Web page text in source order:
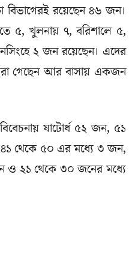
বিভাগেরই রয়েছেন ৪৬ জন।
৫, খুলনায় ৭, বরিশালে ৫,
২ জন রয়েছেন। এদের
গেছেন আর বাসায় একজন
ষাটোর্ধ ৫২ জন, ৫১
থেকে ৫০ এর মধ্যে ৩ জন,
ও ২১ থেকে ৩০ জনের মধ্যে